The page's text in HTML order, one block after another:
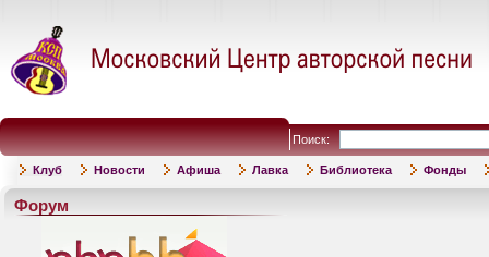
Поиск:
Клуб Новости Афиша Лавка Библиотека Фонды
Форум